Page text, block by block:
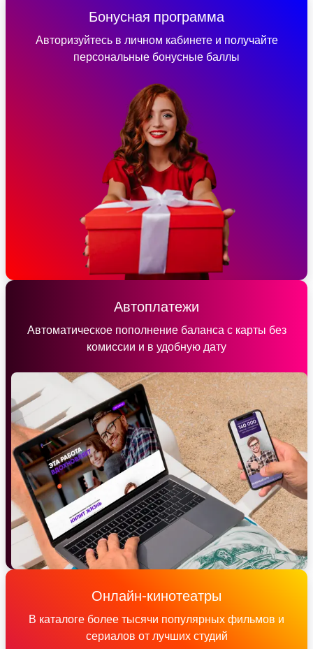
Бонусная программа
Авторизуйтесь в личном кабинете и получайте
персональные бонусные баллы
Автоплатежи
Автоматическое пополнение баланса с карты без
комиссии и в удобную дату
Онлайн-кинотеатры
В каталоге более тысячи популярных фильмов и
сериалов от лучших студий